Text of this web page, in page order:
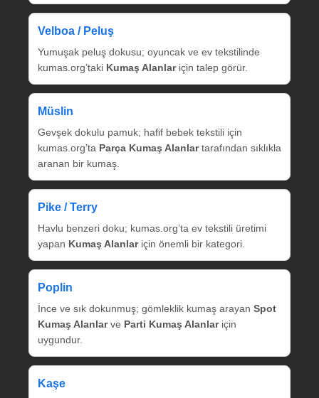
Velboa / Peluş
Yumuşak peluş dokusu; oyuncak ve ev tekstilinde
kumas.org’taki Kumaş Alanlariçin talep görür.
Müslin
Gevşek dokulu pamuk; hafif bebek tekstili için
kumas.org’ta Parça Kumaş Alanlartarafından sıklıkla
aranan bir kumaş.
Pike / Terry
Havlu benzeri doku; kumas.org’ta ev tekstili üretimi
yapan Kumaş Alanlariçin önemli bir kategori.
Poplin
İnce ve sık dokunmuş; gömleklik kumaş arayan Spot
Kumaş Alanlarve Parti Kumaş Alanlariçin
uygundur.
Kaşe